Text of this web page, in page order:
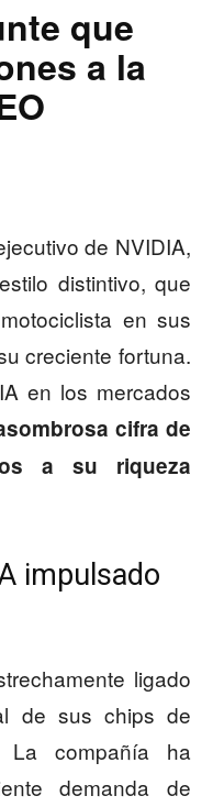
que
a la
de NVIDIA,
distintivo, que
en sus
creciente fortuna.
en los mercados
cifra de
a su riqueza
impulsado
ligado
de sus chips de
La compañía ha
demanda de